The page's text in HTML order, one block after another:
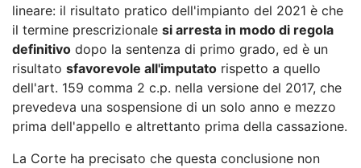
lineare: il risultato pratico dell'impianto del 2021 è che
il termine prescrizionale si arresta in modo di regola
definitivo dopo la sentenza di primo grado, ed è un
risultato sfavorevole all'imputato rispetto a quello
dell'art. 159 comma 2 c.p. nella versione del 2017, che
prevedeva una sospensione di un solo anno e mezzo
prima dell'appello e altrettanto prima della cassazione.
La Corte ha precisato che questa conclusione non